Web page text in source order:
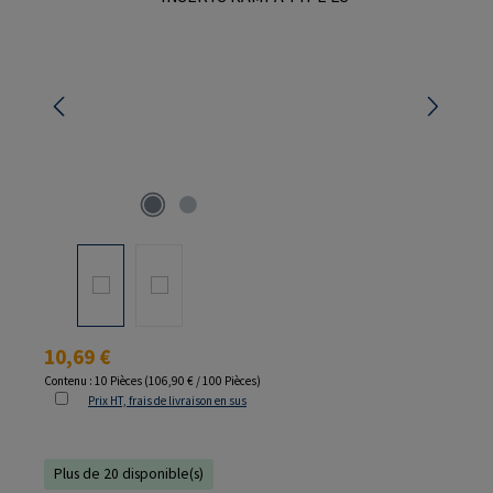
Prix régulier :
10,69 €
Contenu : 10 Pièces (106,90 € / 100 Pièces)
Prix HT, frais de livraison en sus
Plus de 20 disponible(s)